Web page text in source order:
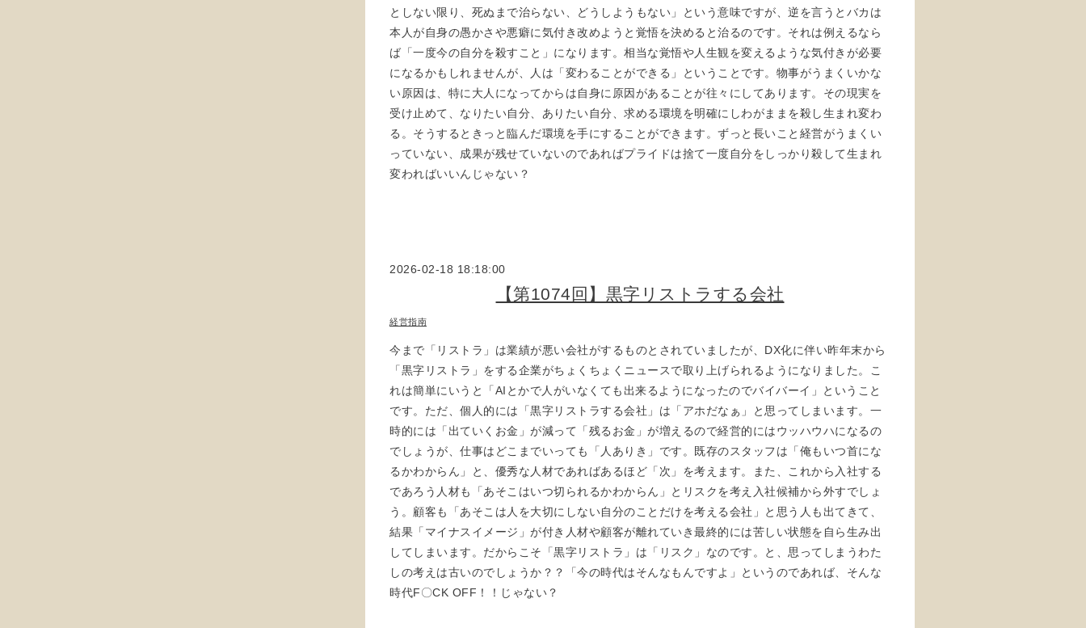
としない限り、死ぬまで治らない、どうしようもない」という意味ですが、逆を言うとバカは
本人が自身の愚かさや悪癖に気付き改めようと覚悟を決めると治るのです。それは例えるなら
ば「一度今の自分を殺すこと」になります。相当な覚悟や人生観を変えるような気付きが必要
になるかもしれませんが、人は「変わることができる」ということです。物事がうまくいかな
い原因は、特に大人になってからは自身に原因があることが往々にしてあります。その現実を
受け止めて、なりたい自分、ありたい自分、求める環境を明確にしわがままを殺し生まれ変わ
る。そうするときっと臨んだ環境を手にすることができます。ずっと長いこと経営がうまくい
っていない、成果が残せていないのであればプライドは捨て一度自分をしっかり殺して生まれ
変わればいいんじゃない？
2026-02-18 18:18:00
【第1074回】黒字リストラする会社
経営指南
今まで「リストラ」は業績が悪い会社がするものとされていましたが、DX化に伴い昨年末から
「黒字リストラ」をする企業がちょくちょくニュースで取り上げられるようになりました。こ
れは簡単にいうと「AIとかで人がいなくても出来るようになったのでバイバーイ」ということ
です。ただ、個人的には「黒字リストラする会社」は「アホだなぁ」と思ってしまいます。一
時的には「出ていくお金」が減って「残るお金」が増えるので経営的にはウッハウハになるの
でしょうが、仕事はどこまでいっても「人ありき」です。既存のスタッフは「俺もいつ首にな
るかわからん」と、優秀な人材であればあるほど「次」を考えます。また、これから入社する
であろう人材も「あそこはいつ切られるかわからん」とリスクを考え入社候補から外すでしょ
う。顧客も「あそこは人を大切にしない自分のことだけを考える会社」と思う人も出てきて、
結果「マイナスイメージ」が付き人材や顧客が離れていき最終的には苦しい状態を自ら生み出
してしまいます。だからこそ「黒字リストラ」は「リスク」なのです。と、思ってしまうわた
しの考えは古いのでしょうか？？「今の時代はそんなもんですよ」というのであれば、そんな
時代F〇CK OFF！！じゃない？